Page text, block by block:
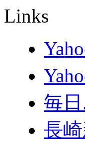
Links
毎
長